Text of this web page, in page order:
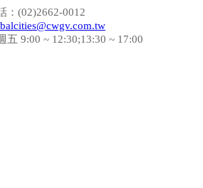
：(02)2662-0012
五 9:00 ~ 12:30;13:30 ~ 17:00